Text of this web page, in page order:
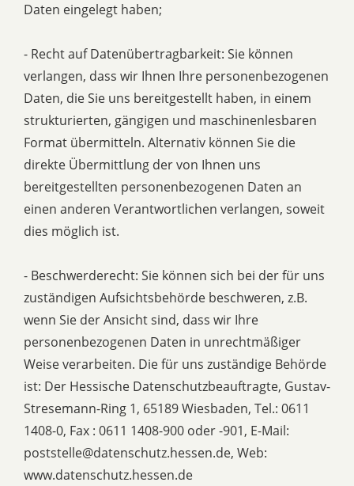
Daten eingelegt haben;
- Recht auf Datenübertragbarkeit: Sie können
verlangen, dass wir Ihnen Ihre personenbezogenen
Daten, die Sie uns bereitgestellt haben, in einem
strukturierten, gängigen und maschinenlesbaren
Format übermitteln. Alternativ können Sie die
direkte Übermittlung der von Ihnen uns
bereitgestellten personenbezogenen Daten an
einen anderen Verantwortlichen verlangen, soweit
dies möglich ist.
- Beschwerderecht: Sie können sich bei der für uns
zuständigen Aufsichtsbehörde beschweren, z.B.
wenn Sie der Ansicht sind, dass wir Ihre
personenbezogenen Daten in unrechtmäßiger
Weise verarbeiten. Die für uns zuständige Behörde
ist: Der Hessische Datenschutzbeauftragte, Gustav-
Stresemann-Ring 1, 65189 Wiesbaden, Tel.: 0611
1408-0, Fax : 0611 1408-900 oder -901, E-Mail:
poststelle@datenschutz.hessen.de, Web:
www.datenschutz.hessen.de